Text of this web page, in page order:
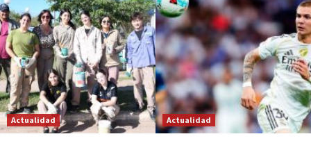
Actualidad Actualidad